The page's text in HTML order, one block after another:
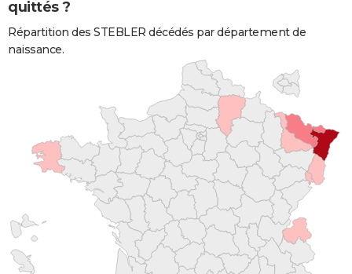
quittés ?
Répartition des STEBLER décédés par département de
naissance.